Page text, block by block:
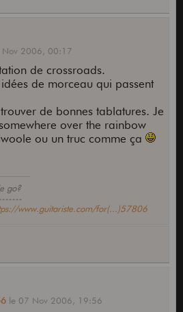
Nov 2006, 00:17
de crossroads.
de morceau qui passent
de bonnes tablatures. Je
over the rainbow
ou un truc comme ça
go?
www.guitariste.com/for(...)57806
le 07 Nov 2006, 19:56